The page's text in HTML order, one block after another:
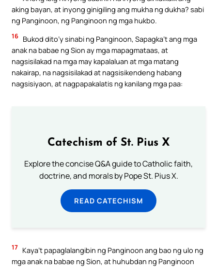
aking bayan, at inyong ginigiling ang mukha ng dukha? sabi
ng Panginoon, ng Panginoon ng mga hukbo.
16 Bukod dito’y sinabi ng Panginoon, Sapagka’t ang mga
anak na babae ng Sion ay mga mapagmataas, at
nagsisilakad na mga may kapalaluan at mga matang
nakairap, na nagsisilakad at nagsisikendeng habang
nagsisiyaon, at nagpapakalatis ng kanilang mga paa:
Catechism of St. Pius X
Explore the concise Q&A guide to Catholic faith,
doctrine, and morals by Pope St. Pius X.
READ CATECHISM
17 Kaya’t papaglalangibin ng Panginoon ang bao ng ulo ng
mga anak na babae ng Sion, at huhubdan ng Panginoon